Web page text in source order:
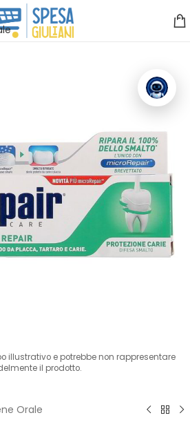
Clicca qui e ti richiamiamo noi
illustrativo e potrebbe non rappresentare
il prodotto.
Orale